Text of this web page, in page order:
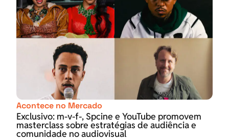
Acontece no Mercado
Exclusivo: m-v-f-, Spcine e YouTube promovem
masterclass sobre estratégias de audiência e
comunidade no audiovisual